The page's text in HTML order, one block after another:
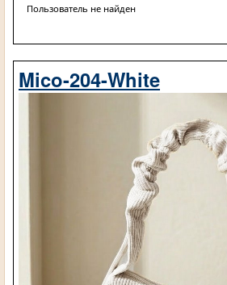
Пользователь не найден
Mico-204-White